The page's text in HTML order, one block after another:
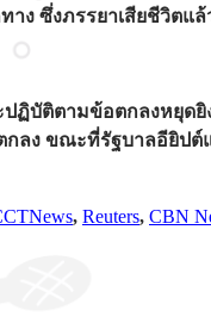
ง ซึ่งภรรยาเสียชีวิตแล้
ฏิบัติตามข้อตกลงหยุด
กลง ขณะที่รัฐบาลอียิป
, Reuters, CBN